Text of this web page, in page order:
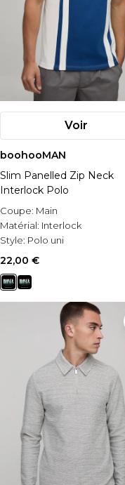
Voir
boohooMAN
Slim Panelled Zip Neck
Interlock Polo
Coupe: Main
Matérial: Interlock
Style: Polo uni
22,00 €